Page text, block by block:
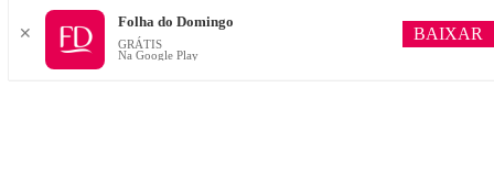
✕
Folha do Domingo
GRÁTIS
Na Google Play
BAIXAR